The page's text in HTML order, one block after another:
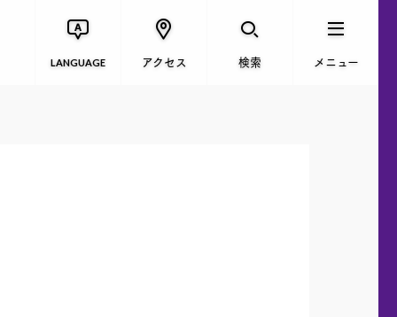
LANGUAGE アクセス 検索 メニュー